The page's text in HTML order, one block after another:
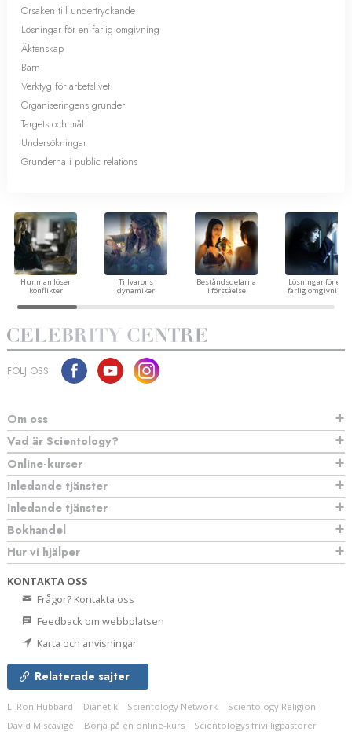
Orsaken till undertryckande
Lösningar för en farlig omgivning
Äktenskap
Barn
Verktyg för arbetslivet
Organiseringens grunder
Targets och mål
Undersökningar
Grunderna i public relations
Hur man löser
konflikter
Tillvarons
dynamiker
Beståndsdelarna
i förståelse
Lösningar för en
farlig omgivning
FÖLJ OSS
Om oss
Vad är Scientology?
Online-kurser
Inledande tjänster
Inledande tjänster
Bokhandel
Hur vi hjälper
KONTAKTA OSS
Frågor? Kontakta oss
Feedback om webbplatsen
Karta och anvisningar
Relaterade sajter
L. Ron Hubbard Dianetik Scientology Network
Scientology Religion
David Miscavige
Börja på en online-kurs Scientologys frivilligpastorer